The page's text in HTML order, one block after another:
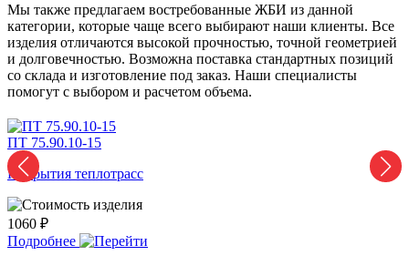
Мы также предлагаем востребованные ЖБИ из данной
категории, которые чаще всего выбирают наши клиенты. Все
изделия отличаются высокой прочностью, точной геометрией
и долговечностью. Возможна поставка стандартных позиций
со склада и изготовление под заказ. Наши специалисты
помогут с выбором и расчетом объема.
ПТ 75.90.10-15
Покрытия теплотрасс
1060 ₽
Подробнее